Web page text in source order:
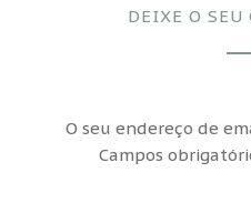
DEIXE O SEU
O seu endereço de
Campos